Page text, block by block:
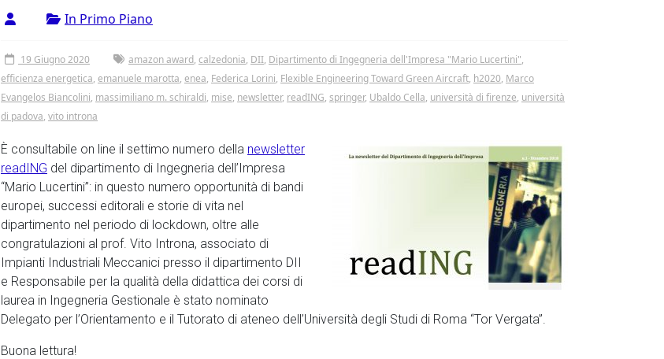
In Primo Piano
19 Giugno 2020 amazon award, calzedonia, DII, Dipartimento di Ingegneria dell'Impresa "Mario Lucertini",
efficienza energetica, emanuele marotta, enea, Federica Lorini, Flexible Engineering Toward Green Aircraft, h2020, Marco
Evangelos Biancolini, massimiliano m. schiraldi, mise, newsletter, readING, springer, Ubaldo Cella, università di firenze, università
di padova, vito introna
È consultabile on line il settimo numero della newsletter
readING del dipartimento di Ingegneria dell’Impresa
“Mario Lucertini”: in questo numero opportunità di bandi
europei, successi editorali e storie di vita nel
dipartimento nel periodo di lockdown, oltre alle
congratulazioni al prof. Vito Introna, associato di
Impianti Industriali Meccanici presso il dipartimento DII
e Responsabile per la qualità della didattica dei corsi di
laurea in Ingegneria Gestionale è stato nominato
Delegato per l’Orientamento e il Tutorato di ateneo dell’Università degli Studi di Roma “Tor Vergata”.
Buona lettura!